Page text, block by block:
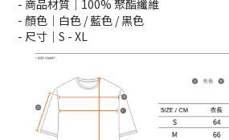
- 商品材質｜100% 聚酯纖維
- 顏色｜白色 / 藍色 / 黑色
- 尺寸｜S - XL